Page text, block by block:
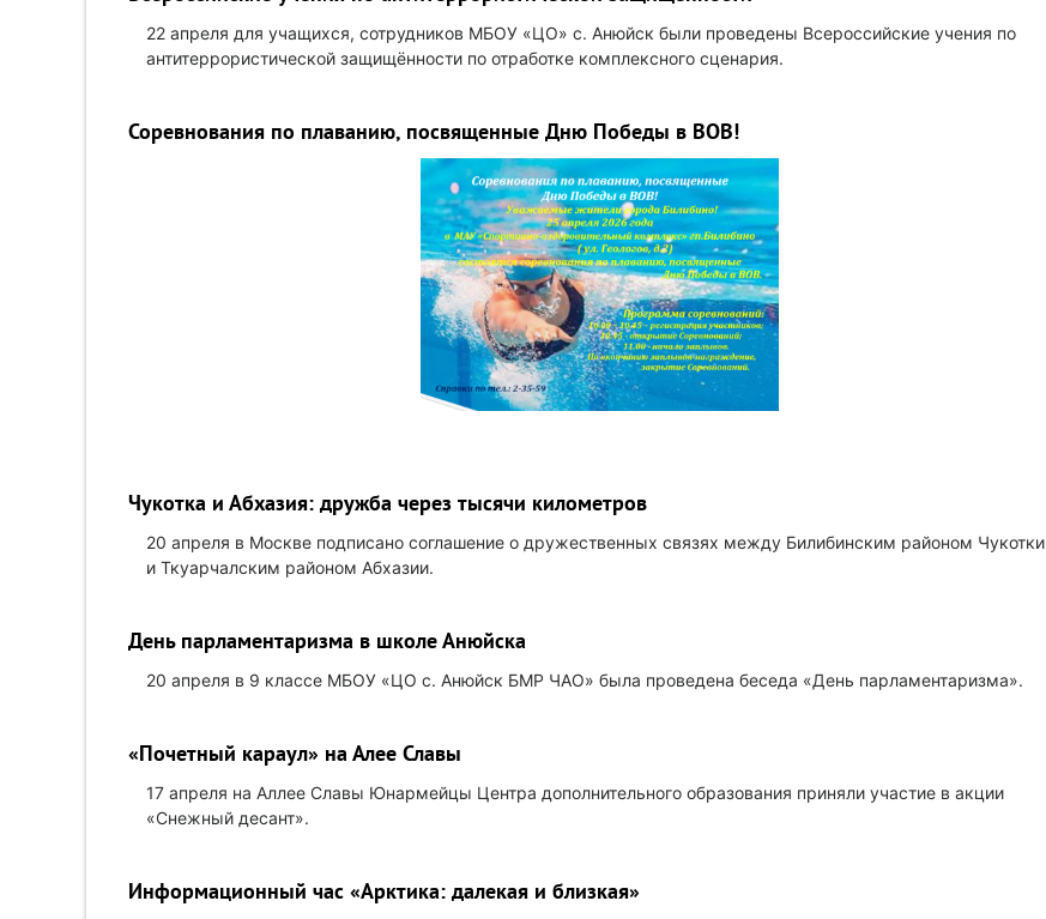
22 апреля для учащихся, сотрудников МБОУ «ЦО» с. Анюйск были проведены Всероссийские учения по
антитеррористической защищённости по отработке комплексного сценария.
Соревнования по плаванию, посвященные Дню Победы в ВОВ!
Чукотка и Абхазия: дружба через тысячи километров
20 апреля в Москве подписано соглашение о дружественных связях между Билибинским районом Чукотки
и Ткуарчалским районом Абхазии.
День парламентаризма в школе Анюйска
20 апреля в 9 классе МБОУ «ЦО с. Анюйск БМР ЧАО» была проведена беседа «День парламентаризма».
«Почетный караул» на Алее Славы
17 апреля на Аллее Славы Юнармейцы Центра дополнительного образования приняли участие в акции
«Снежный десант».
Информационный час «Арктика: далекая и близкая»